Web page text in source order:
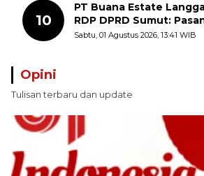
10
PT Buana Estate
RDP DPRD Sumut:
Batas Sepihak Tanpa
Sabtu, 01 Agustus 2026, 13:41 WIB
Opini
Tulisan terbaru dan update